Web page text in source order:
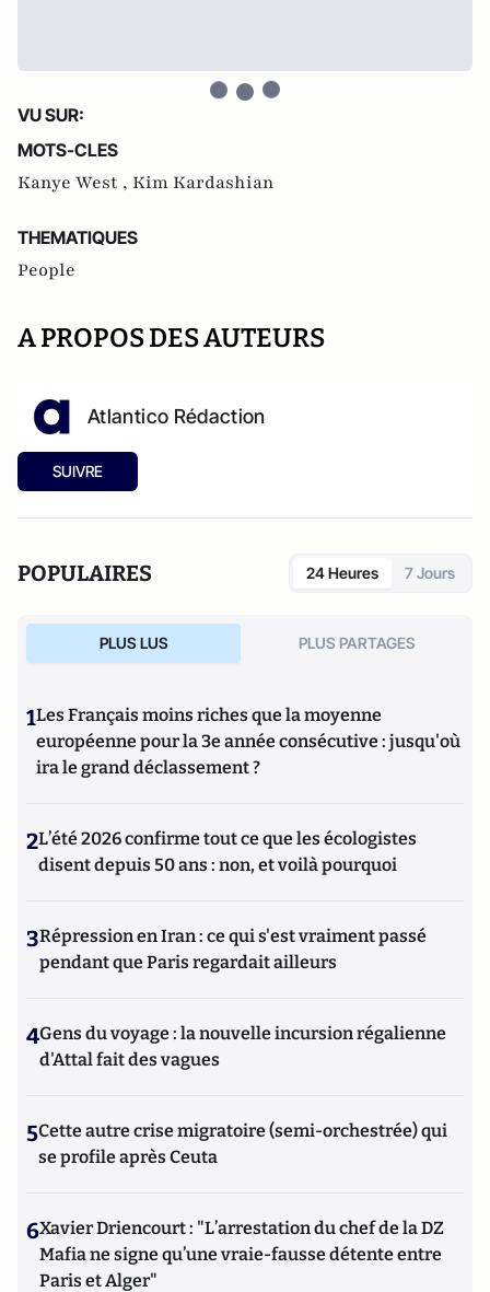
VU SUR:
MOTS-CLES
Kanye West , Kim Kardashian
THEMATIQUES
People
A PROPOS DES AUTEURS
Atlantico Rédaction
SUIVRE
POPULAIRES 24 Heures 7 Jours
PLUS LUS PLUS PARTAGES
1Les Français moins riches que la moyenne
européenne pour la 3e année consécutive : jusqu'où
ira le grand déclassement ?
2L’été 2026 confirme tout ce que les écologistes
disent depuis 50 ans : non, et voilà pourquoi
3Répression en Iran : ce qui s'est vraiment passé
pendant que Paris regardait ailleurs
4Gens du voyage : la nouvelle incursion régalienne
d'Attal fait des vagues
5Cette autre crise migratoire (semi-orchestrée) qui
se profile après Ceuta
6Xavier Driencourt : "L’arrestation du chef de la DZ
Mafia ne signe qu’une vraie-fausse détente entre
Paris et Alger"